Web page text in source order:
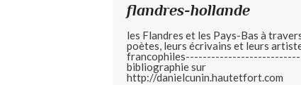
flandres-hollande
les Flandres et les Pays-Bas à
poètes, leurs écrivains et leurs
bibliographie sur
http://danielcunin.hautetfort.com